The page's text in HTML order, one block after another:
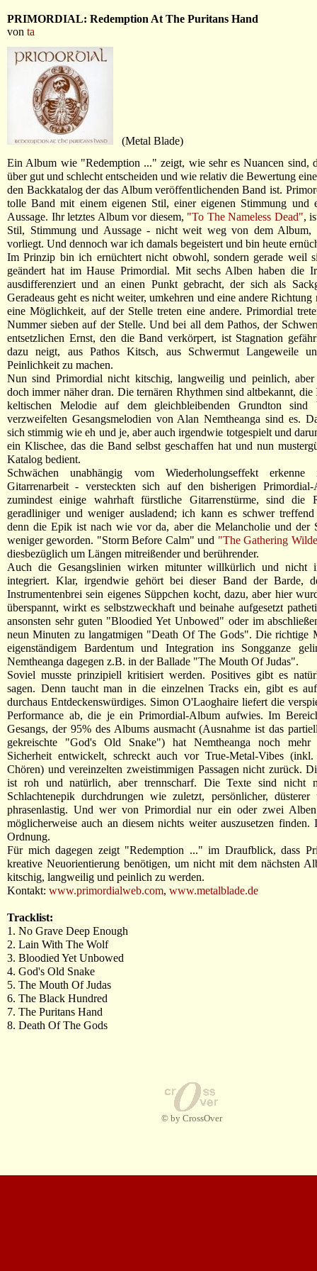
PRIMORDIAL: Redemption At The Puritans Hand
von ta
(Metal Blade)
Ein Album wie "Redemption ..." zeigt, wie sehr es Nuancen sind,
über gut und schlecht entscheiden und wie relativ die Bewertung
den Backkatalog der das Album veröffentlichenden Band ist.
tolle Band mit einem eigenen Stil, einer eigenen Stimmung und
Aussage. Ihr letztes Album vor diesem, "To The Nameless Dead",
Stil, Stimmung und Aussage - nicht weit weg von dem Album,
vorliegt. Und dennoch war ich damals begeistert und bin heute
Im Prinzip bin ich ernüchtert nicht obwohl, sondern gerade weil
geändert hat im Hause Primordial. Mit sechs Alben haben die
ausdifferenziert und an einen Punkt gebracht, der sich als
Geradeaus geht es nicht weiter, umkehren und eine andere Richtung
eine Möglichkeit, auf der Stelle treten eine andere. Primordial
Nummer sieben auf der Stelle. Und bei all dem Pathos, der
entsetzlichen Ernst, den die Band verkörpert, ist Stagnation
dazu neigt, aus Pathos Kitsch, aus Schwermut Langeweile
Peinlichkeit zu machen.
Nun sind Primordial nicht kitschig, langweilig und peinlich, aber
doch immer näher dran. Die ternären Rhythmen sind altbekannt, die
keltischen Melodie auf dem gleichbleibenden Grundton sind
verzweifelten Gesangsmelodien von Alan Nemtheanga sind es.
sich stimmig wie eh und je, aber auch irgendwie totgespielt und
ein Klischee, das die Band selbst geschaffen hat und nun
Katalog bedient.
Schwächen unabhängig vom Wiederholungseffekt
Gitarrenarbeit - versteckten sich auf den bisherigen
zumindest einige wahrhaft fürstliche Gitarrenstürme, sind die
geradliniger und weniger ausladend; ich kann es schwer treffend
denn die Epik ist nach wie vor da, aber die Melancholie und der
weniger geworden. "Storm Before Calm" und "The Gathering
diesbezüglich um Längen mitreißender und berührender.
Auch die Gesangslinien wirken mitunter willkürlich und nicht
integriert. Klar, irgendwie gehört bei dieser Band der Barde,
Instrumentenbrei sein eigenes Süppchen kocht, dazu, aber hier
überspannt, wirkt es selbstzweckhaft und beinahe aufgesetzt
ansonsten sehr guten "Bloodied Yet Unbowed" oder im
neun Minuten zu langatmigen "Death Of The Gods". Die richtige
eigenständigem Bardentum und Integration ins Songganze
Nemtheanga dagegen z.B. in der Ballade "The Mouth Of Judas".
Soviel musste prinzipiell kritisiert werden. Positives gibt es
sagen. Denn taucht man in die einzelnen Tracks ein, gibt es
durchaus Entdeckenswürdiges. Simon O'Laoghaire liefert die
Performance ab, die je ein Primordial-Album aufwies. Im
Gesangs, der 95% des Albums ausmacht (Ausnahme ist das
gekreischte "God's Old Snake") hat Nemtheanga noch
Sicherheit entwickelt, schreckt auch vor True-Metal-Vibes
Chören) und vereinzelten zweistimmigen Passagen nicht zurück.
ist roh und natürlich, aber trennscharf. Die Texte sind nicht
Schlachtenepik durchdrungen wie zuletzt, persönlicher,
phrasenlastig. Und wer von Primordial nur ein oder zwei
möglicherweise auch an diesem nichts weiter auszusetzen
Ordnung.
Für mich dagegen zeigt "Redemption ..." im Draufblick, dass
kreative Neuorientierung benötigen, um nicht mit dem nächsten
kitschig, langweilig und peinlich zu werden.
Kontakt: www.primordialweb.com, www.metalblade.de
Tracklist:
1. No Grave Deep Enough
2. Lain With The Wolf
3. Bloodied Yet Unbowed
4. God's Old Snake
5. The Mouth Of Judas
6. The Black Hundred
7. The Puritans Hand
8. Death Of The Gods
© by CrossOver